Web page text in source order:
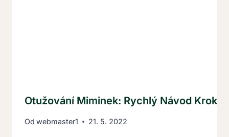
Otužování Miminek: Rychlý Návod Krok
Od webmaster1 21. 5. 2022